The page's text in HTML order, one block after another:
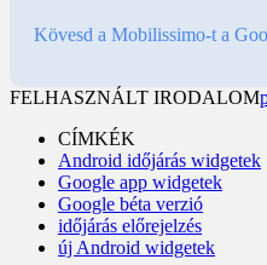
Kövesd a Mobilissimo-t a
FELHASZNÁLT IRODALOM
CÍMKÉK
Android időjárás widgetek
Google app widgetek
Google béta verzió
időjárás előrejelzés
új Android widgetek